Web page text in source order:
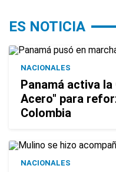
ES NOTICIA
NACIONALES
Panamá activa
Acero" para
Colombia
NACIONALES